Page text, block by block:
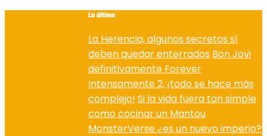
Lo último
La Herencia, algunos secretos sí
deben quedar enterrados Bon Jovi
definitivamente Forever
Intensamente 2, ¡todo se hace más
complejo! Si la vida fuera tan simple
como cocinar un Mantou
MonsterVerse ¿es un nuevo imperio?